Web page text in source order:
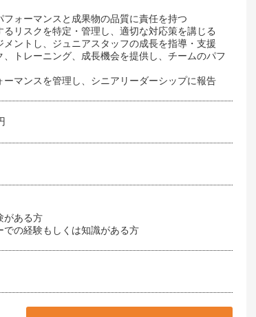
フォーマンスと成果物の品質に責任を持つ
るリスクを特定・管理し、適切な対応策を講じる
メントし、ジュニアスタッフの成長を指導・支援
、トレーニング、成長機会を提供し、チームのパフ
ーマンスを管理し、シニアリーダーシップに報告
がある方
の経験もしくは知識がある方